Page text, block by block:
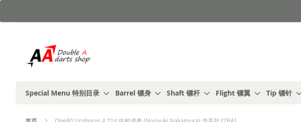
到
Special Menu 特别目录 Barrel 镖身 Shaft 镖杆 Flight 镖翼 Tip 镖针